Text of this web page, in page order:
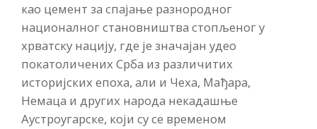
као цемент за спајање разнородног
националног становништва стопљеног у
хрватску нацију, где је значајан удео
покатоличених Срба из различитих
историјских епоха, али и Чеха, Мађара,
Немаца и других народа некадашње
Аустроугарске, који су се временом